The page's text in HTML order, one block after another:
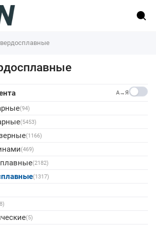
A→Я
(94)
(5453)
(1166)
(469)
(2182)
(1317)
(5)